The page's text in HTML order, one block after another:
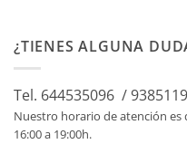
¿TIENES ALGUNA
Tel. 644535096 /
Nuestro horario de atención es
16:00 a 19:00h.